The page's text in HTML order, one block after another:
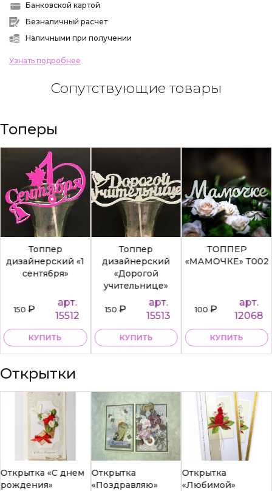
Банковской картой
Безналичный расчет
Наличными при получении
Узнать подробнее
Сопутствующие товары
Топеры
Топпер
дизайнерский «1
сентября»
150₽
арт.
15512
КУПИТЬ
Топпер
дизайнерский
«Дорогой
учительнице»
150₽
арт.
15513
КУПИТЬ
ТОППЕР
«МАМОЧКЕ» Т002
100₽
арт.
12068
КУПИТЬ
Открытки
Открытка «С днем
рождения»
Открытка
«Поздравляю»
Открытка
«Любимой»